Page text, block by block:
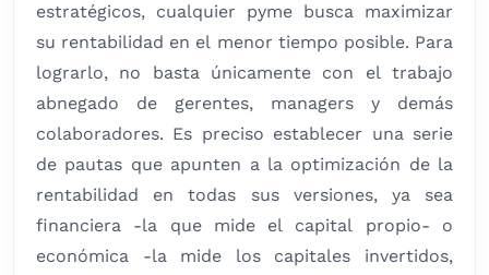
estratégicos, cualquier pyme busca maximizar
su rentabilidad en el menor tiempo posible. Para
lograrlo, no basta únicamente con el trabajo
abnegado de gerentes, managers y demás
colaboradores. Es preciso establecer una serie
de pautas que apunten a la optimización de la
rentabilidad en todas sus versiones, ya sea
financiera -la que mide el capital propio- o
económica -la mide los capitales invertidos,